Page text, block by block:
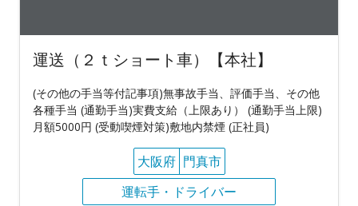
運送（２ｔショート車）【本社】
(その他の手当等付記事項)無事故手当、評価手当、その他
各種手当 (通勤手当)実費支給（上限あり） (通勤手当上限)
月額5000円 (受動喫煙対策)敷地内禁煙 (正社員)
大阪府 門真市
運転手・ドライバー